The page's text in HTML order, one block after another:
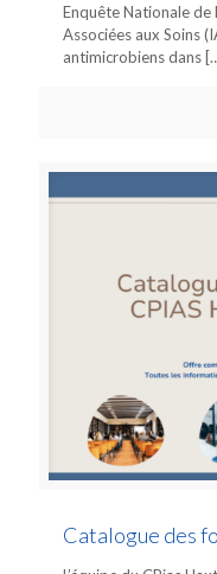
Enquête Nationale de
Associées aux Soins
antimicrobiens dans
Catalogue des